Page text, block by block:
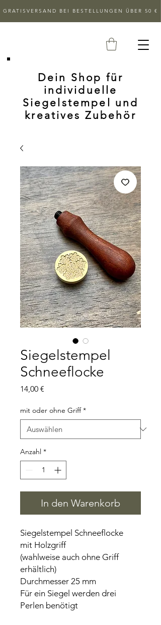
GRATISVERSAND BEI BESTELLUNGEN ÜBER 50 €
Dein Shop für
individuelle
Siegelstempel und
kreatives Zubehör
Siegelstempel
Schneeflocke
14,00 €
mit oder ohne Griff *
Anzahl *
In den Warenkorb
Siegelstempel Schneeflocke
mit Holzgriff
(wahlweise auch ohne Griff
erhältlich)
Durchmesser 25 mm
Für ein Siegel werden drei
Perlen benötigt